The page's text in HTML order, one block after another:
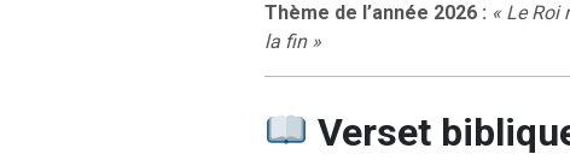
Thème de l’année 2026 : « Le Roi
la fin »
Verset